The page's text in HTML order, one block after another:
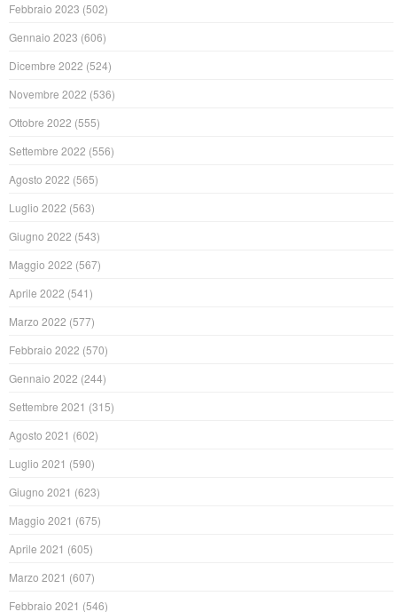
Febbraio 2023 (502)
Gennaio 2023 (606)
Dicembre 2022 (524)
Novembre 2022 (536)
Ottobre 2022 (555)
Settembre 2022 (556)
Agosto 2022 (565)
Luglio 2022 (563)
Giugno 2022 (543)
Maggio 2022 (567)
Aprile 2022 (541)
Marzo 2022 (577)
Febbraio 2022 (570)
Gennaio 2022 (244)
Settembre 2021 (315)
Agosto 2021 (602)
Luglio 2021 (590)
Giugno 2021 (623)
Maggio 2021 (675)
Aprile 2021 (605)
Marzo 2021 (607)
Febbraio 2021 (546)